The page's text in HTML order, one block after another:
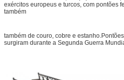
exércitos europeus e turcos, com pontões
também
também de couro, cobre e
surgiram durante a Segunda Guerra